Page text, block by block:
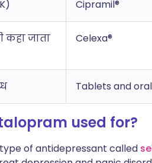
Cipramil®
जाता
Celexa®
Tablets and
used for?
of antidepressant called